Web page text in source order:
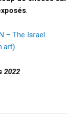
.
– The Israel
2022